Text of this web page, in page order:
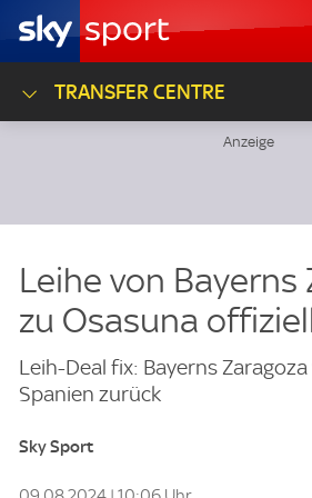
TRANSFER CENTRE
Leihe von Bayerns
zu Osasuna
Leih-Deal fix: Bayerns
Spanien zurück
Sky Sport